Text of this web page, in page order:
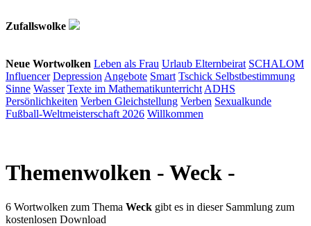
Zufallswolke
Neue Wortwolken Leben als Frau Urlaub Elternbeirat SCHALOM
Influencer Depression Angebote Smart Tschick Selbstbestimmung
Sinne Wasser Texte im Mathematikunterricht ADHS
Persönlichkeiten Verben Gleichstellung Verben Sexualkunde
Fußball-Weltmeisterschaft 2026 Willkommen
Themenwolken - Weck -
6 Wortwolken zum Thema Weck gibt es in dieser Sammlung zum
kostenlosen Download